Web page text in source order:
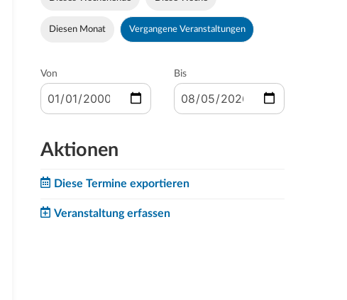
Diesen Monat Vergangene Veranstaltungen
Von Bis
Aktionen
Diese Termine exportieren
Veranstaltung erfassen